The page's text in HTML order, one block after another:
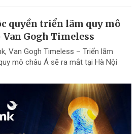
quyền triển lãm quy mô
Van Gogh Timeless
Van Gogh Timeless – Triển lãm
mô châu Á sẽ ra mắt tại Hà Nội